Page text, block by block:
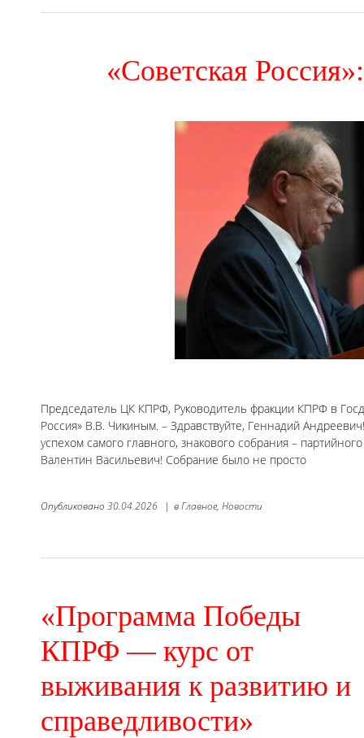
«Советская
Председатель ЦК КПРФ, Руководитель фракции КПРФ в
Россия» В.В. Чикиным. – Здравствуйте, Геннадий
успехом самого главного, знакового собрания –
Валентин Васильевич! Собрание было не просто
Опубликовано 30.04.2026 | вГлавное, Новости
«Программа Победы
КПРФ — курс от
выживания к развитию и
справедливости»